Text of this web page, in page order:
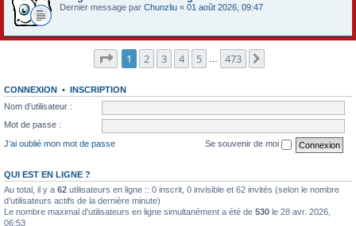
Dernier message par Chunzliu « 01 août 2026, 09:47
Page sur473
1 2 3 4 5 473
CONNEXION • INSCRIPTION
Nom d’utilisateur :
Mot de passe :
J’ai oublié mon mot de passe
Se souvenir de moi
QUI EST EN LIGNE ?
Au total, il y a 62 utilisateurs en ligne :: 0 inscrit, 0 invisible et 62 invités (selon le nombre
d’utilisateurs actifs de la dernière minute)
Le nombre maximal d’utilisateurs en ligne simultanément a été de 530 le 28 avr. 2026,
06:53